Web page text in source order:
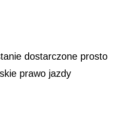
dostarczone prosto
prawo jazdy